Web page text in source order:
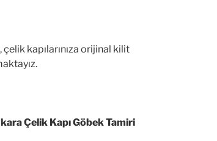
kapılarınıza orijinal kilit
Çelik Kapı Göbek Tamiri